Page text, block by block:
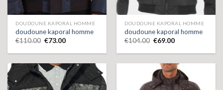
DOUDOUNE KAPORAL HOMME
doudoune kaporal homme
€110.00 €73.00
DOUDOUNE KAPORAL HOMME
doudoune kaporal homme
€104.00 €69.00